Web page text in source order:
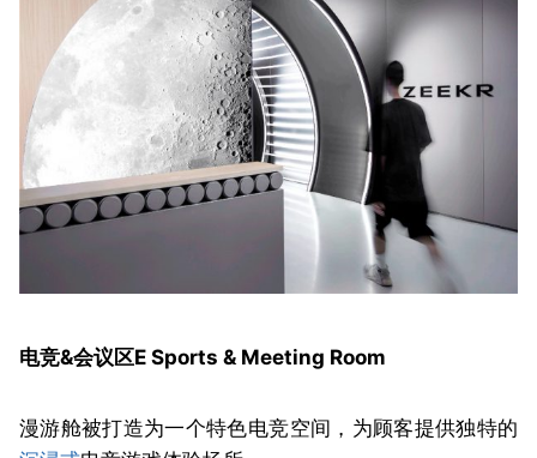
电竞&会议区E Sports & Meeting Room
漫游舱被打造为一个特色电竞空间，为顾客提供独特的